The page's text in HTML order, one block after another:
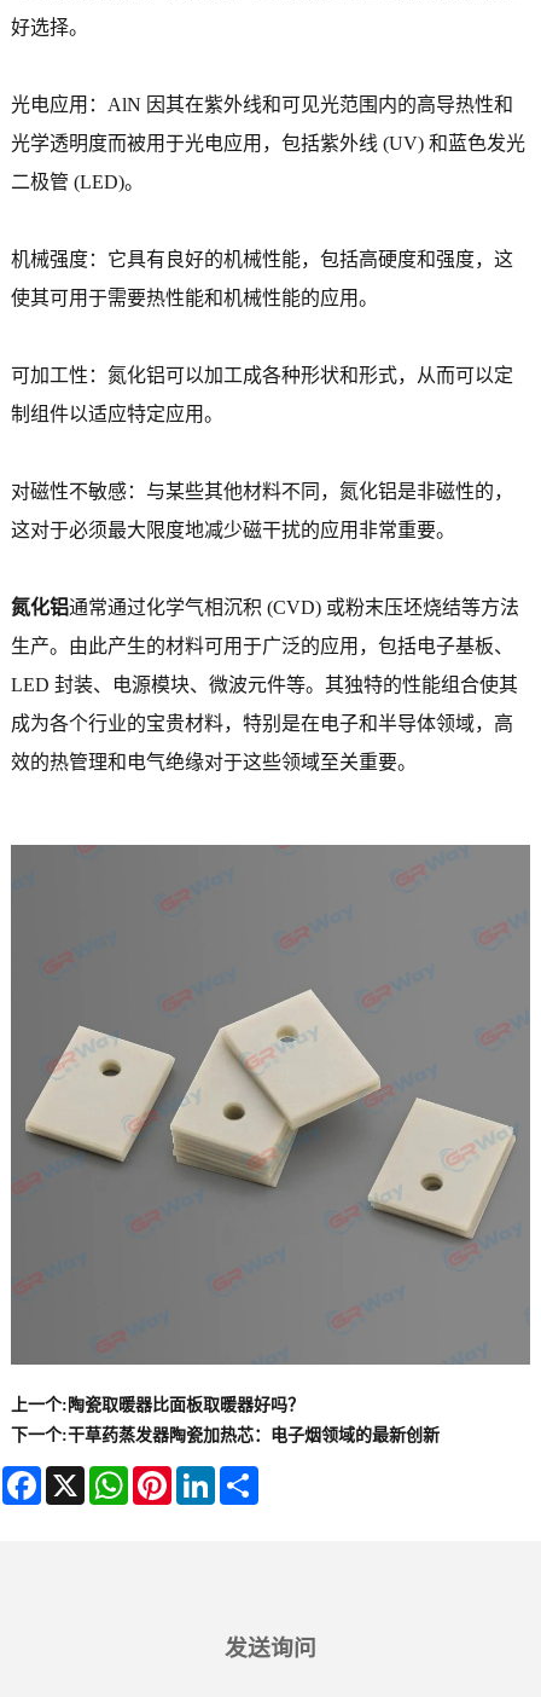
好选​​择。
光电应用：AlN 因其在紫外线和可见光范围内的高导热性和
光学透明度而被用于光电应用，包括紫外线 (UV) 和蓝色发光
二极管 (LED)。
机械强度：它具有良好的机械性能，包括高硬度和强度，这
使其可用于需要热性能和机械性能的应用。
可加工性：氮化铝可以加工成各种形状和形式，从而可以定
制组件以适应特定应用。
对磁性不敏感：与某些其他材料不同，氮化铝是非磁性的，
这对于必须最大限度地减少磁干扰的应用非常重要。
氮化铝通常通过化学气相沉积 (CVD) 或粉末压坯烧结等方法
生产。由此产生的材料可用于广泛的应用，包括电子基板、
LED 封装、电源模块、微波元件等。其独特的性能组合使其
成为各个行业的宝贵材料，特别是在电子和半导体领域，高
效的热管理和电气绝缘对于这些领域至关重要。
上一个: 陶瓷取暖器比面板取暖器好吗？
下一个:​干草药蒸发器陶瓷加热芯：电子烟领域的最新创新
Facebook
X WhatsAppPinterestLinkedIn
发送询问